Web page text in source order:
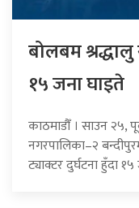
बोलबम श्रद्धालु
१५ जना घाइते
काठमाडौँ । साउन २५,
नगरपालिका–२
ट्याक्टर दुर्घटना हुँदा